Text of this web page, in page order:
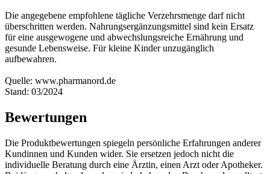
Die angegebene empfohlene tägliche Verzehrsmenge darf nicht
überschritten werden. Nahrungsergänzungsmittel sind kein Ersatz
für eine ausgewogene und abwechslungsreiche Ernährung und
gesunde Lebensweise. Für kleine Kinder unzugänglich
aufbewahren.
Quelle: www.pharmanord.de
Stand: 03/2024
Bewertungen
Die Produktbewertungen spiegeln persönliche Erfahrungen anderer
Kundinnen und Kunden wider. Sie ersetzen jedoch nicht die
individuelle Beratung durch eine Ärztin, einen Arzt oder Apotheker.